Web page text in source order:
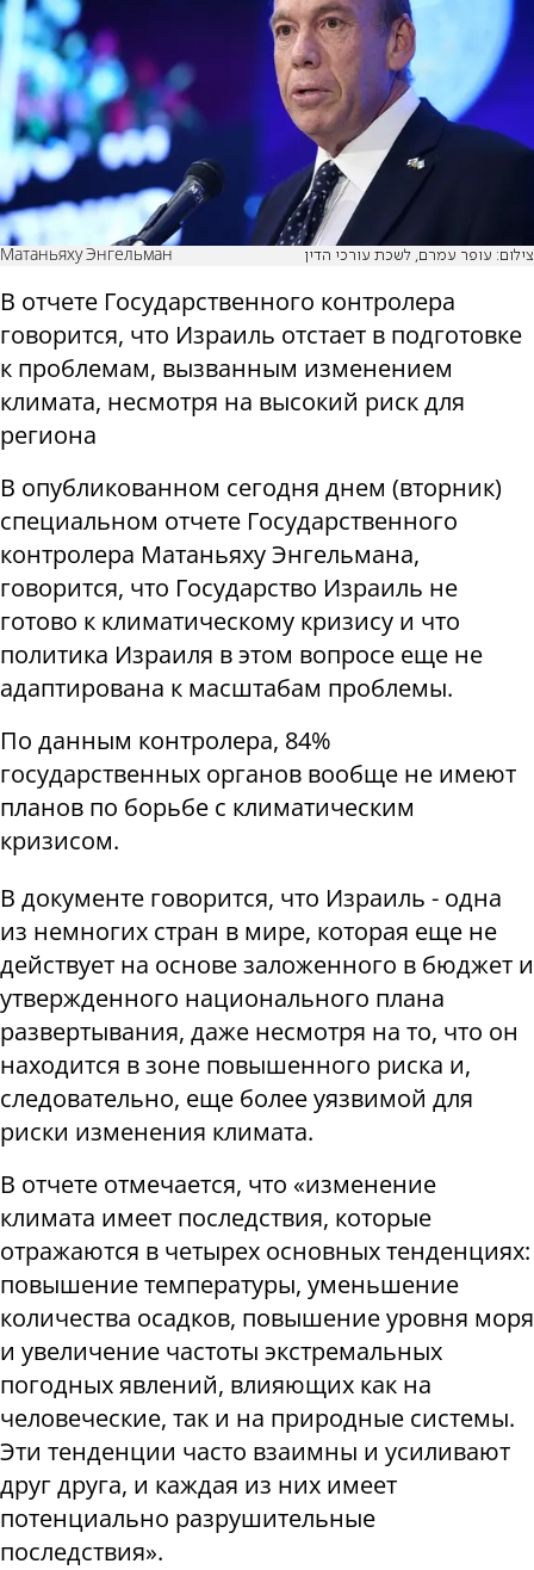
Матаньяху Энгельман צילום: עופר עמרם, לשכת עורכי הדין
В отчете Государственного контролера
говорится, что Израиль отстает в подготовке
к проблемам, вызванным изменением
климата, несмотря на высокий риск для
региона
В опубликованном сегодня днем ​​(вторник)
специальном отчете Государственного
контролера Матаньяху Энгельмана,
говорится, что Государство Израиль не
готово к климатическому кризису и что
политика Израиля в этом вопросе еще не
адаптирована к масштабам проблемы.
По данным контролера, 84%
государственных органов вообще не имеют
планов по борьбе с климатическим
кризисом.
В документе говорится, что Израиль - одна
из немногих стран в мире, которая еще не
действует на основе заложенного в бюджет и
утвержденного национального плана
развертывания, даже несмотря на то, что он
находится в зоне повышенного риска и,
следовательно, еще более уязвимой для
риски изменения климата.
В отчете отмечается, что «изменение
климата имеет последствия, которые
отражаются в четырех основных тенденциях:
повышение температуры, уменьшение
количества осадков, повышение уровня моря
и увеличение частоты экстремальных
погодных явлений, влияющих как на
человеческие, так и на природные системы.
Эти тенденции часто взаимны и усиливают
друг друга, и каждая из них имеет
потенциально разрушительные
последствия».